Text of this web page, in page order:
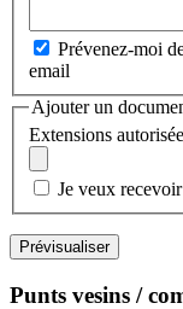
Prévenez-moi
email
Ajouter un
Extensions
Je veux
Punts vesins /